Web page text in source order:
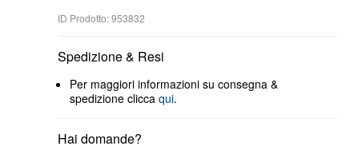
ID Prodotto: 953832
Spedizione & Resi
Per maggiori informazioni su consegna &
spedizione clicca qui.
Hai domande?